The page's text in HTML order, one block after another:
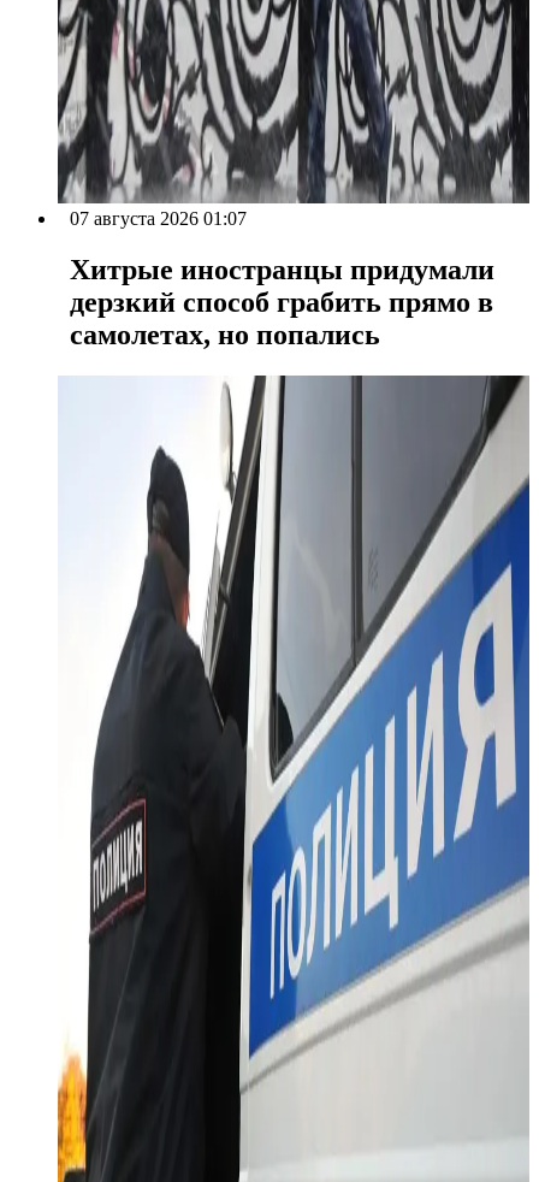
07 августа 2026 01:07
Хитрые иностранцы придумали
дерзкий способ грабить прямо в
самолетах, но попались